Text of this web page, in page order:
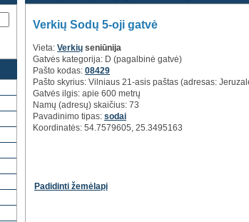
Verkių Sodų 5-oji gatvė
Vieta: Verkių seniūnija
Gatvės kategorija: D (pagalbinė gatvė)
Pašto kodas: 08429
Pašto skyrius: Vilniaus 21-asis paštas (adresas:
Gatvės ilgis: apie 600 metrų
Namų (adresų) skaičius: 73
Pavadinimo tipas: sodai
Koordinatės: 54.7579605, 25.3495163
Padidinti žemėlapį